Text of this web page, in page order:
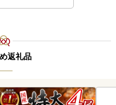
返礼品